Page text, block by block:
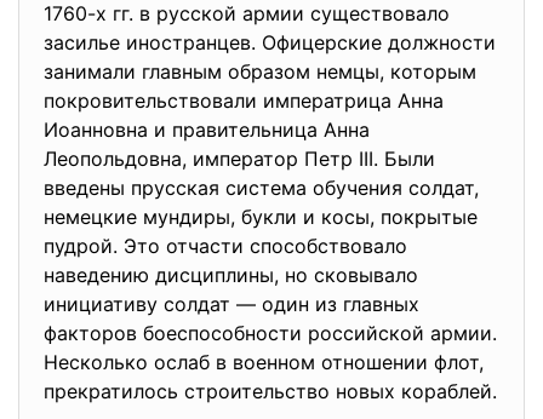
1760-х гг. в русской армии существовало
засилье иностранцев. Офицерские должности
занимали главным образом немцы, которым
покровительствовали императрица Анна
Иоанновна и правительница Анна
Леопольдовна, император Петр III. Были
введены прусская система обучения солдат,
немецкие мундиры, букли и косы, покрытые
пудрой. Это отчасти способствовало
наведению дисциплины, но сковывало
инициативу солдат — один из главных
факторов боеспособности российской армии.
Несколько ослаб в военном отношении флот,
прекратилось строительство новых кораблей.